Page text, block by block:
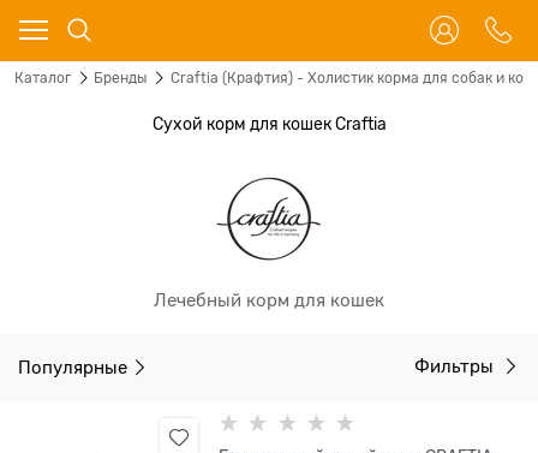
Каталог Бренды Craftia (Крафтия) - Холистик корма для собак и
Сухой корм для кошек Craftia
Лечебный корм для кошек
Популярные Фильтры